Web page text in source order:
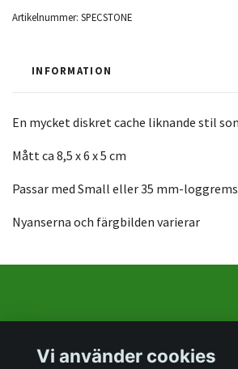
Artikelnummer: SPECSTONE
INFORMATION
En mycket diskret cache liknande stil
Mått ca 8,5 x 6 x 5 cm
Passar med Small eller 35 mm-
Nyanserna och färgbilden varierar
Om oss
Vi använder cookies